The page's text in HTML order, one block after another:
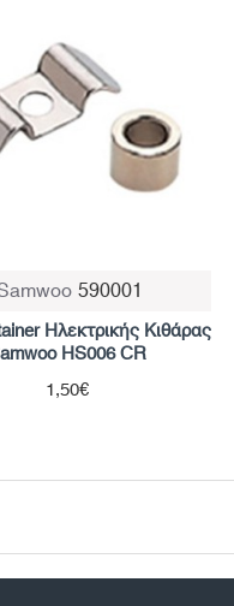
590001
Ηλεκτρικής Κιθάρας
HS006 CR
1,50€